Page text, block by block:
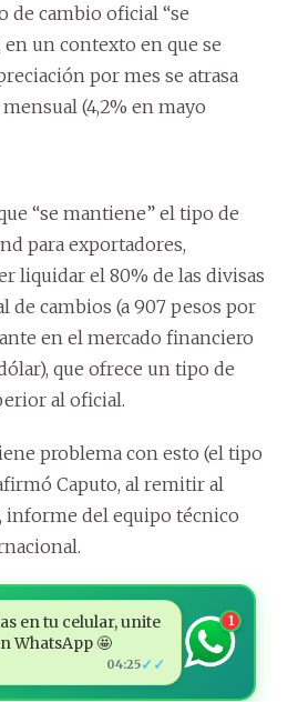
de cambio oficial “se
un contexto en que se
por mes se atrasa
(4,2% en mayo
“se mantiene” el tipo de
para exportadores,
liquidar el 80% de las divisas
de cambios (a 907 pesos por
en el mercado financiero
que ofrece un tipo de
al oficial.
problema con esto (el tipo
Caputo, al remitir al
informe del equipo técnico
en tu celular, unite
WhatsApp 🤩
04:25✓✓
1